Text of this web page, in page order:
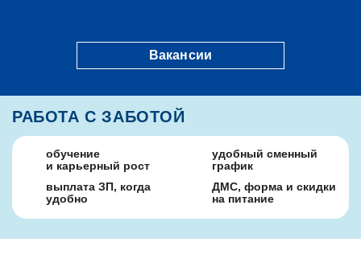
Вакансии
РАБОТА С ЗАБОТОЙ
обучение
и карьерный рост
выплата ЗП, когда
удобно
удобный сменный
график
ДМС, форма и скидки
на питание